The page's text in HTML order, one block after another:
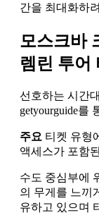
간을 최대화하
모스크바
렘린 투어
선호하는 시간
getyourguide를
주요 티켓 유형
액세스가 포함된
수도 중심부에
의 무게를 느끼
유하고 있으며